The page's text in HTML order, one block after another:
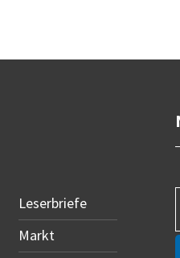
Leserbriefe
Markt